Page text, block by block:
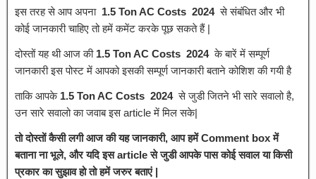
इस तरह से आप अपना 1.5 Ton AC Costs 2024से संबंधित और भी
कोई जानकारी चाहिए तो हमें कमेंट करके पूछ सकते हैं |
दोस्तों यह थी आज की 1.5 Ton AC Costs 2024के बारें में सम्पूर्ण
जानकारी इस पोस्ट में आपको इसकी सम्पूर्ण जानकारी बताने कोशिश की गयी है
ताकि आपके1.5 Ton AC Costs 2024से जुडी जितने भी सारे सवालो है,
उन सारे सवालो का जवाब इस article में मिल सके|
तो दोस्तों कैसी लगी आज की यह जानकारी, आप हमें Comment box में
बताना ना भूले, और यदि इस article से जुडी आपके पास कोई सवाल या किसी
प्रकार का सुझाव हो तो हमें जरुर बताएं |